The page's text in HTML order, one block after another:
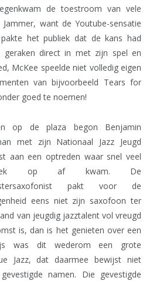
de toestroom van vele
want de Youtube-sensatie
het publiek dat de kans had
geraken direct in met zijn spel en
McKee speelde niet volledig eigen
van bijvoorbeeld Tears for
goed te noemen!
op de plaza begon Benjamin
met zijn Nationaal Jazz Jeugd
aan een optreden waar snel veel
op af kwam. De
pakt voor de
eens niet zijn saxofoon ter
van jeugdig jazztalent vol vreugd
is, dan is het genieten over een
was dit wederom een grote
Jazz, dat daarmee bewijst niet
namen. Die gevestigde